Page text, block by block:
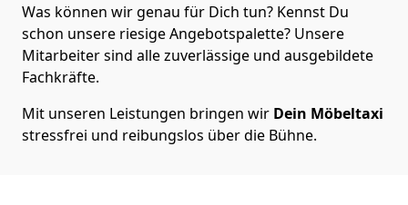
Was können wir genau für Dich tun? Kennst Du
schon unsere riesige Angebotspalette? Unsere
Mitarbeiter sind alle zuverlässige und ausgebildete
Fachkräfte.
Mit unseren Leistungen bringen wir Dein Möbeltaxi
stressfrei und reibungslos über die Bühne.